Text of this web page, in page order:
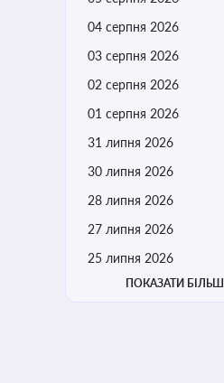
04 серпня 2026
03 серпня 2026
02 серпня 2026
01 серпня 2026
31 липня 2026
30 липня 2026
28 липня 2026
27 липня 2026
25 липня 2026
ПОКАЗАТИ